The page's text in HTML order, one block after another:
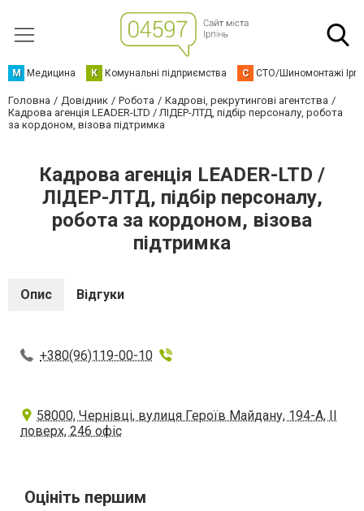
М Медицина К Комунальні підприємства С СТО/Шиномонтажі
Головна Довідник Робота
Кадрові, рекрутингові агентства
Кадрова агенція LEADER-LTD / ЛІДЕР-ЛТД, підбір персоналу, робота
за кордоном, візова підтримка
Кадрова агенція LEADER-LTD /
ЛІДЕР-ЛТД, підбір персоналу,
робота за кордоном, візова
підтримка
Опис Відгуки
+380(96)119-00-10
58000, Чернівці, вулиця Героїв Майдану, 194-А, ІІ
поверх, 246 офіс
Оцініть першим